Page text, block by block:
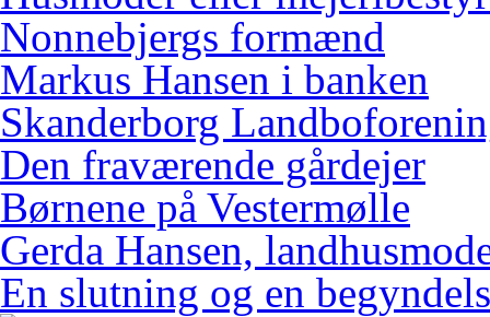
Nonnebjergs formænd
Markus Hansen i banken
Skanderborg
Den fraværende gårdejer
Børnene på Vestermølle
Gerda Hansen,
En slutning og en